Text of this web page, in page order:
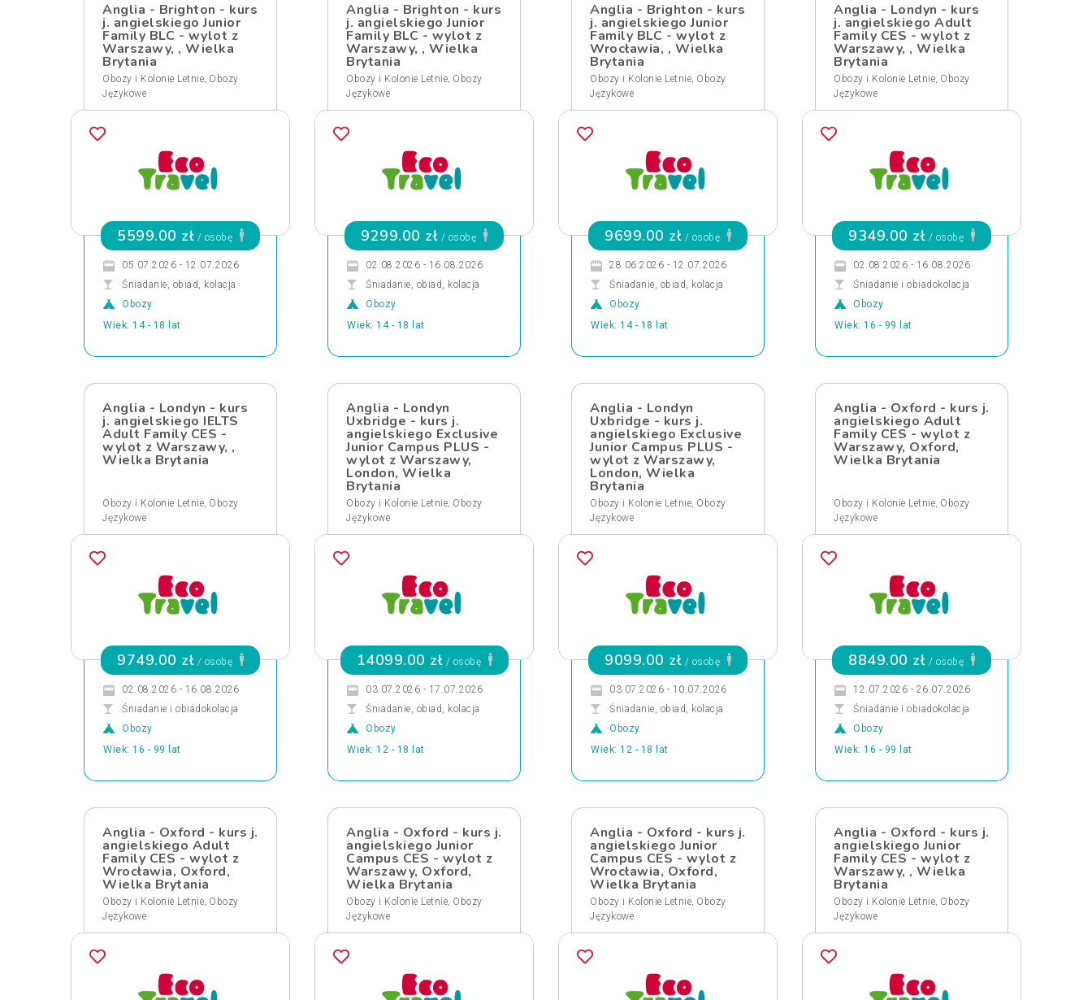
Anglia - Brighton - kurs
j. angielskiego Junior
Family BLC - wylot z
Warszawy, , Wielka
Brytania
Obozy i Kolonie Letnie, Obozy
Językowe
5599.00 zł / osobę
05.07.2026 - 12.07.2026
Śniadanie, obiad, kolacja
Obozy
Wiek: 14 - 18 lat
Anglia - Brighton - kurs
j. angielskiego Junior
Family BLC - wylot z
Warszawy, , Wielka
Brytania
Obozy i Kolonie Letnie, Obozy
Językowe
9299.00 zł / osobę
02.08.2026 - 16.08.2026
Śniadanie, obiad, kolacja
Obozy
Wiek: 14 - 18 lat
Anglia - Brighton - kurs
j. angielskiego Junior
Family BLC - wylot z
Wrocławia, , Wielka
Brytania
Obozy i Kolonie Letnie, Obozy
Językowe
9699.00 zł / osobę
28.06.2026 - 12.07.2026
Śniadanie, obiad, kolacja
Obozy
Wiek: 14 - 18 lat
Anglia - Londyn - kurs
j. angielskiego Adult
Family CES - wylot z
Warszawy, , Wielka
Brytania
Obozy i Kolonie Letnie, Obozy
Językowe
9349.00 zł / osobę
02.08.2026 - 16.08.2026
Śniadanie i obiadokolacja
Obozy
Wiek: 16 - 99 lat
Anglia - Londyn - kurs
j. angielskiego IELTS
Adult Family CES -
wylot z Warszawy, ,
Wielka Brytania
Obozy i Kolonie Letnie, Obozy
Językowe
9749.00 zł / osobę
02.08.2026 - 16.08.2026
Śniadanie i obiadokolacja
Obozy
Wiek: 16 - 99 lat
Anglia - Londyn
Uxbridge - kurs j.
angielskiego Exclusive
Junior Campus PLUS -
wylot z Warszawy,
London, Wielka
Brytania
Obozy i Kolonie Letnie, Obozy
Językowe
14099.00 zł / osobę
03.07.2026 - 17.07.2026
Śniadanie, obiad, kolacja
Obozy
Wiek: 12 - 18 lat
Anglia - Londyn
Uxbridge - kurs j.
angielskiego Exclusive
Junior Campus PLUS -
wylot z Warszawy,
London, Wielka
Brytania
Obozy i Kolonie Letnie, Obozy
Językowe
9099.00 zł / osobę
03.07.2026 - 10.07.2026
Śniadanie, obiad, kolacja
Obozy
Wiek: 12 - 18 lat
Anglia - Oxford - kurs j.
angielskiego Adult
Family CES - wylot z
Warszawy, Oxford,
Wielka Brytania
Obozy i Kolonie Letnie, Obozy
Językowe
8849.00 zł / osobę
12.07.2026 - 26.07.2026
Śniadanie i obiadokolacja
Obozy
Wiek: 16 - 99 lat
Anglia - Oxford - kurs j.
angielskiego Adult
Family CES - wylot z
Wrocławia, Oxford,
Wielka Brytania
Obozy i Kolonie Letnie, Obozy
Językowe
Anglia - Oxford - kurs j.
angielskiego Junior
Campus CES - wylot z
Warszawy, Oxford,
Wielka Brytania
Obozy i Kolonie Letnie, Obozy
Językowe
Anglia - Oxford - kurs j.
angielskiego Junior
Campus CES - wylot z
Wrocławia, Oxford,
Wielka Brytania
Obozy i Kolonie Letnie, Obozy
Językowe
Anglia - Oxford - kurs j.
angielskiego Junior
Family CES - wylot z
Warszawy, , Wielka
Brytania
Obozy i Kolonie Letnie, Obozy
Językowe